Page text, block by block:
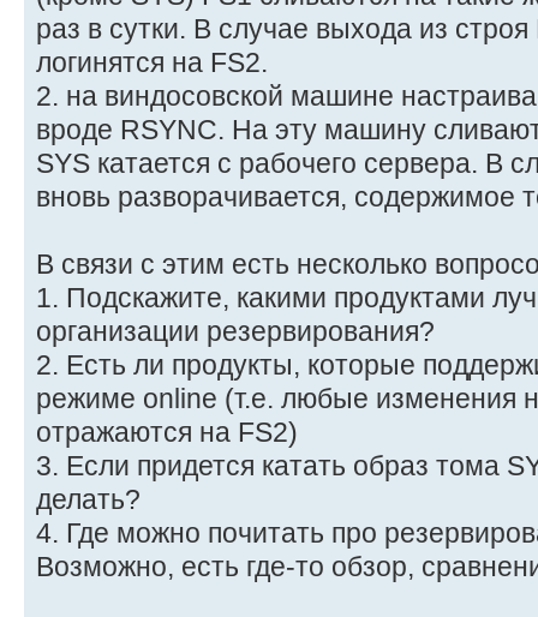
раз в сутки. В случае выхода из
логинятся на FS2.
2. на виндосовской машине
вроде RSYNC. На эту машину
SYS катается с рабочего сервера. В
вновь разворачивается, содержимое
В связи с этим есть несколько
1. Подскажите, какими продуктами
организации резервирования?
2. Есть ли продукты, которые
режиме online (т.е. любые изменения
отражаются на FS2)
3. Если придется катать образ тома
делать?
4. Где можно почитать про
Возможно, есть где-то обзор,